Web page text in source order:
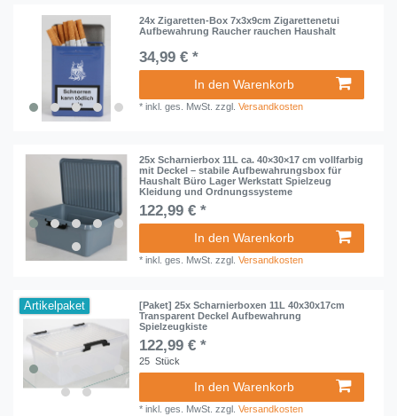
24x Zigaretten-Box 7x3x9cm Zigarettenetui
Aufbewahrung Raucher rauchen Haushalt
34,99 € *
In den Warenkorb
*inkl. ges. MwSt. zzgl.Versandkosten
25x Scharnierbox 11L ca. 40×30×17 cm vollfarbig
mit Deckel – stabile Aufbewahrungsbox für
Haushalt Büro Lager Werkstatt Spielzeug
Kleidung und Ordnungssysteme
122,99 € *
In den Warenkorb
*inkl. ges. MwSt. zzgl.Versandkosten
Artikelpaket
[Paket] 25x Scharnierboxen 11L 40x30x17cm
Transparent Deckel Aufbewahrung
Spielzeugkiste
122,99 € *
25 Stück
In den Warenkorb
*inkl. ges. MwSt. zzgl.Versandkosten